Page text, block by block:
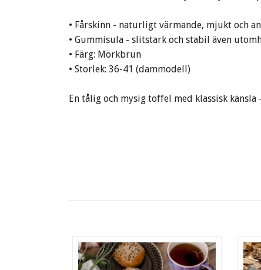
• Fårskinn - naturligt värmande, mjukt och
• Gummisula - slitstark och stabil även
• Färg: Mörkbrun
• Storlek: 36-41 (dammodell)
En tålig och mysig toffel med klassisk